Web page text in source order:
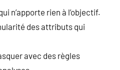
n’apporte rien à l’objectif.
des attributs qui
avec des règles